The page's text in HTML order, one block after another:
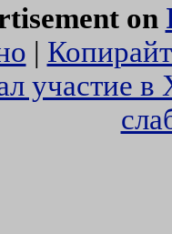
on
|
участие в